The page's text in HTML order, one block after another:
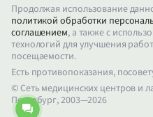
Продолжая использование
политикой обработки
соглашением, а также с
технологий для улучшения
посещаемости.
Есть противопоказания,
© Сеть медицинских центров и
Петербург, 2003—2026